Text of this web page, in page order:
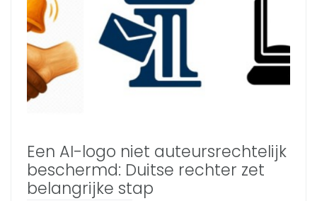
Een AI-logo niet auteursrechtelijk
beschermd: Duitse rechter zet
belangrijke stap